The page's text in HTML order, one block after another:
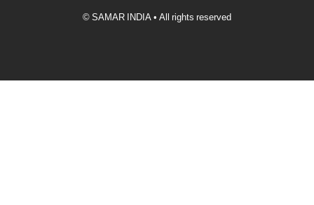
© SAMAR INDIA • All rights reserved